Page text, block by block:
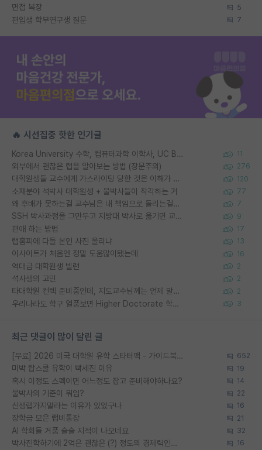
면접 복장 5
편입생 학부연구생 질문 7
🔥 시선집중 핫한 인기글
Korea University 수학, 컴퓨터과학 이학사, UC Berkeley 산업공학 대학원 공학박사가 되는 것은 쉽지 않겠죠? 11
외부에서 괜찮은 랩을 알아보는 방법 (장문주의) 276
대학원생들 교수에게 가스라이팅 당한 것은 이해가 갑니다. 안타깝네요. 120
소재분야 석박사 대학원생 + 물박사들이 착각하는 거 77
왜 후배가 못하는걸 교수님은 내 책임으로 돌리는걸까요? 7
SSH 박사과정을 그만두고 지방대 박사로 옮기면 교수의 꿈은 끝일까요? 9
편애 하는 방법 17
랩홈피에 다들 본인 사진 올리냐 13
이사이트가 처음엔 정말 도움많이됐는데 16
역대급 대학원생 빌런 2
석사생의 고민 2
타대학원 컨텍 준비중인데, 지도교수님께는 언제 말씀드려야 할까요? 2
우리나라도 학구 열풍보면 Higher Doctorate 학위가 필요하다고 봅니다. 3
최근 댓글이 많이 달린 글
[무료] 2026 미국 대학원 유학 스타터팩 - 가이드북 & 합격자 컨택메일 템플릿 652
미박 탑스쿨 유학이 빡세진 이유 19
혹시 이정도 스펙이면 어느정도 잡고 준비해야하나요? 14
물박사의 기준이 뭐임? 22
신생랩가지말라는 이유가 있었구나 16
장학금 모은 랩비통장 21
AI 학회들 거품 슬슬 지적이 나오네요 32
박사진학하기에 2억은 괜찮은 (?) 정도의 경제력인가요 16